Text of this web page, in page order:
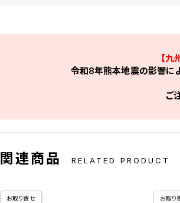
【
令和8年熊本地震の影響に
ご
関連商品 RELATED PRODUCT
お取り寄せ お取り